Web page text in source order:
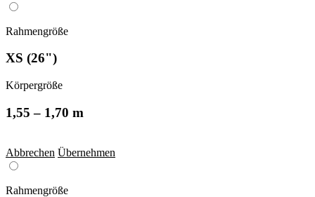
Rahmengröße
XS (26")
Körpergröße
1,55 – 1,70 m
Abbrechen Übernehmen
Rahmengröße